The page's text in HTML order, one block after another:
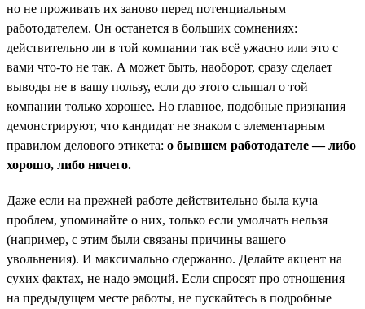
но не проживать их заново перед потенциальным
работодателем. Он останется в больших сомнениях:
действительно ли в той компании так всё ужасно или это с
вами что-то не так. А может быть, наоборот, сразу сделает
выводы не в вашу пользу, если до этого слышал о той
компании только хорошее. Но главное, подобные признания
демонстрируют, что кандидат не знаком с элементарным
правилом делового этикета: о бывшем работодателе — либо
хорошо, либо ничего.
Даже если на прежней работе действительно была куча
проблем, упоминайте о них, только если умолчать нельзя
(например, с этим были связаны причины вашего
увольнения). И максимально сдержанно. Делайте акцент на
сухих фактах, не надо эмоций. Если спросят про отношения
на предыдущем месте работы, не пускайтесь в подробные